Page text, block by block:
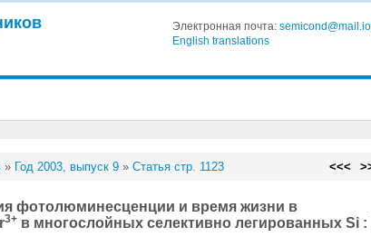
Электронная почта:
English translations
» Год 2003, выпуск 9 »Статья стр. 1123 <<<
фотолюминесценции и время жизни в
3+ в многослойных селективно легированных Si :